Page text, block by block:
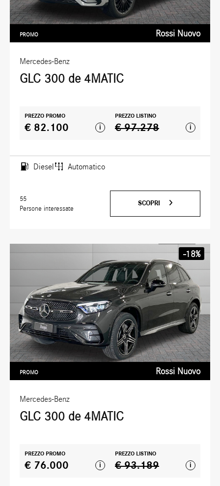
Mercedes-Benz
GLC 300 de 4MATIC
PROMO Rossi Nuovo
PREZZO PROMO
€ 82.100 i
PREZZO LISTINO
€ 97.278 i
Diesel Automatico
55
Persone interessate
SCOPRI
Mercedes-Benz
GLC 300 de 4MATIC
PROMO Rossi Nuovo
-18%
PREZZO PROMO
€ 76.000 i
PREZZO LISTINO
€ 93.189 i